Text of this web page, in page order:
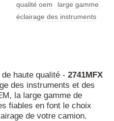
qualité oem
large gamme
éclairage des instruments
de haute qualité - 2741MFX
des instruments et des
la large gamme de
fiables en font le choix
de votre camion.